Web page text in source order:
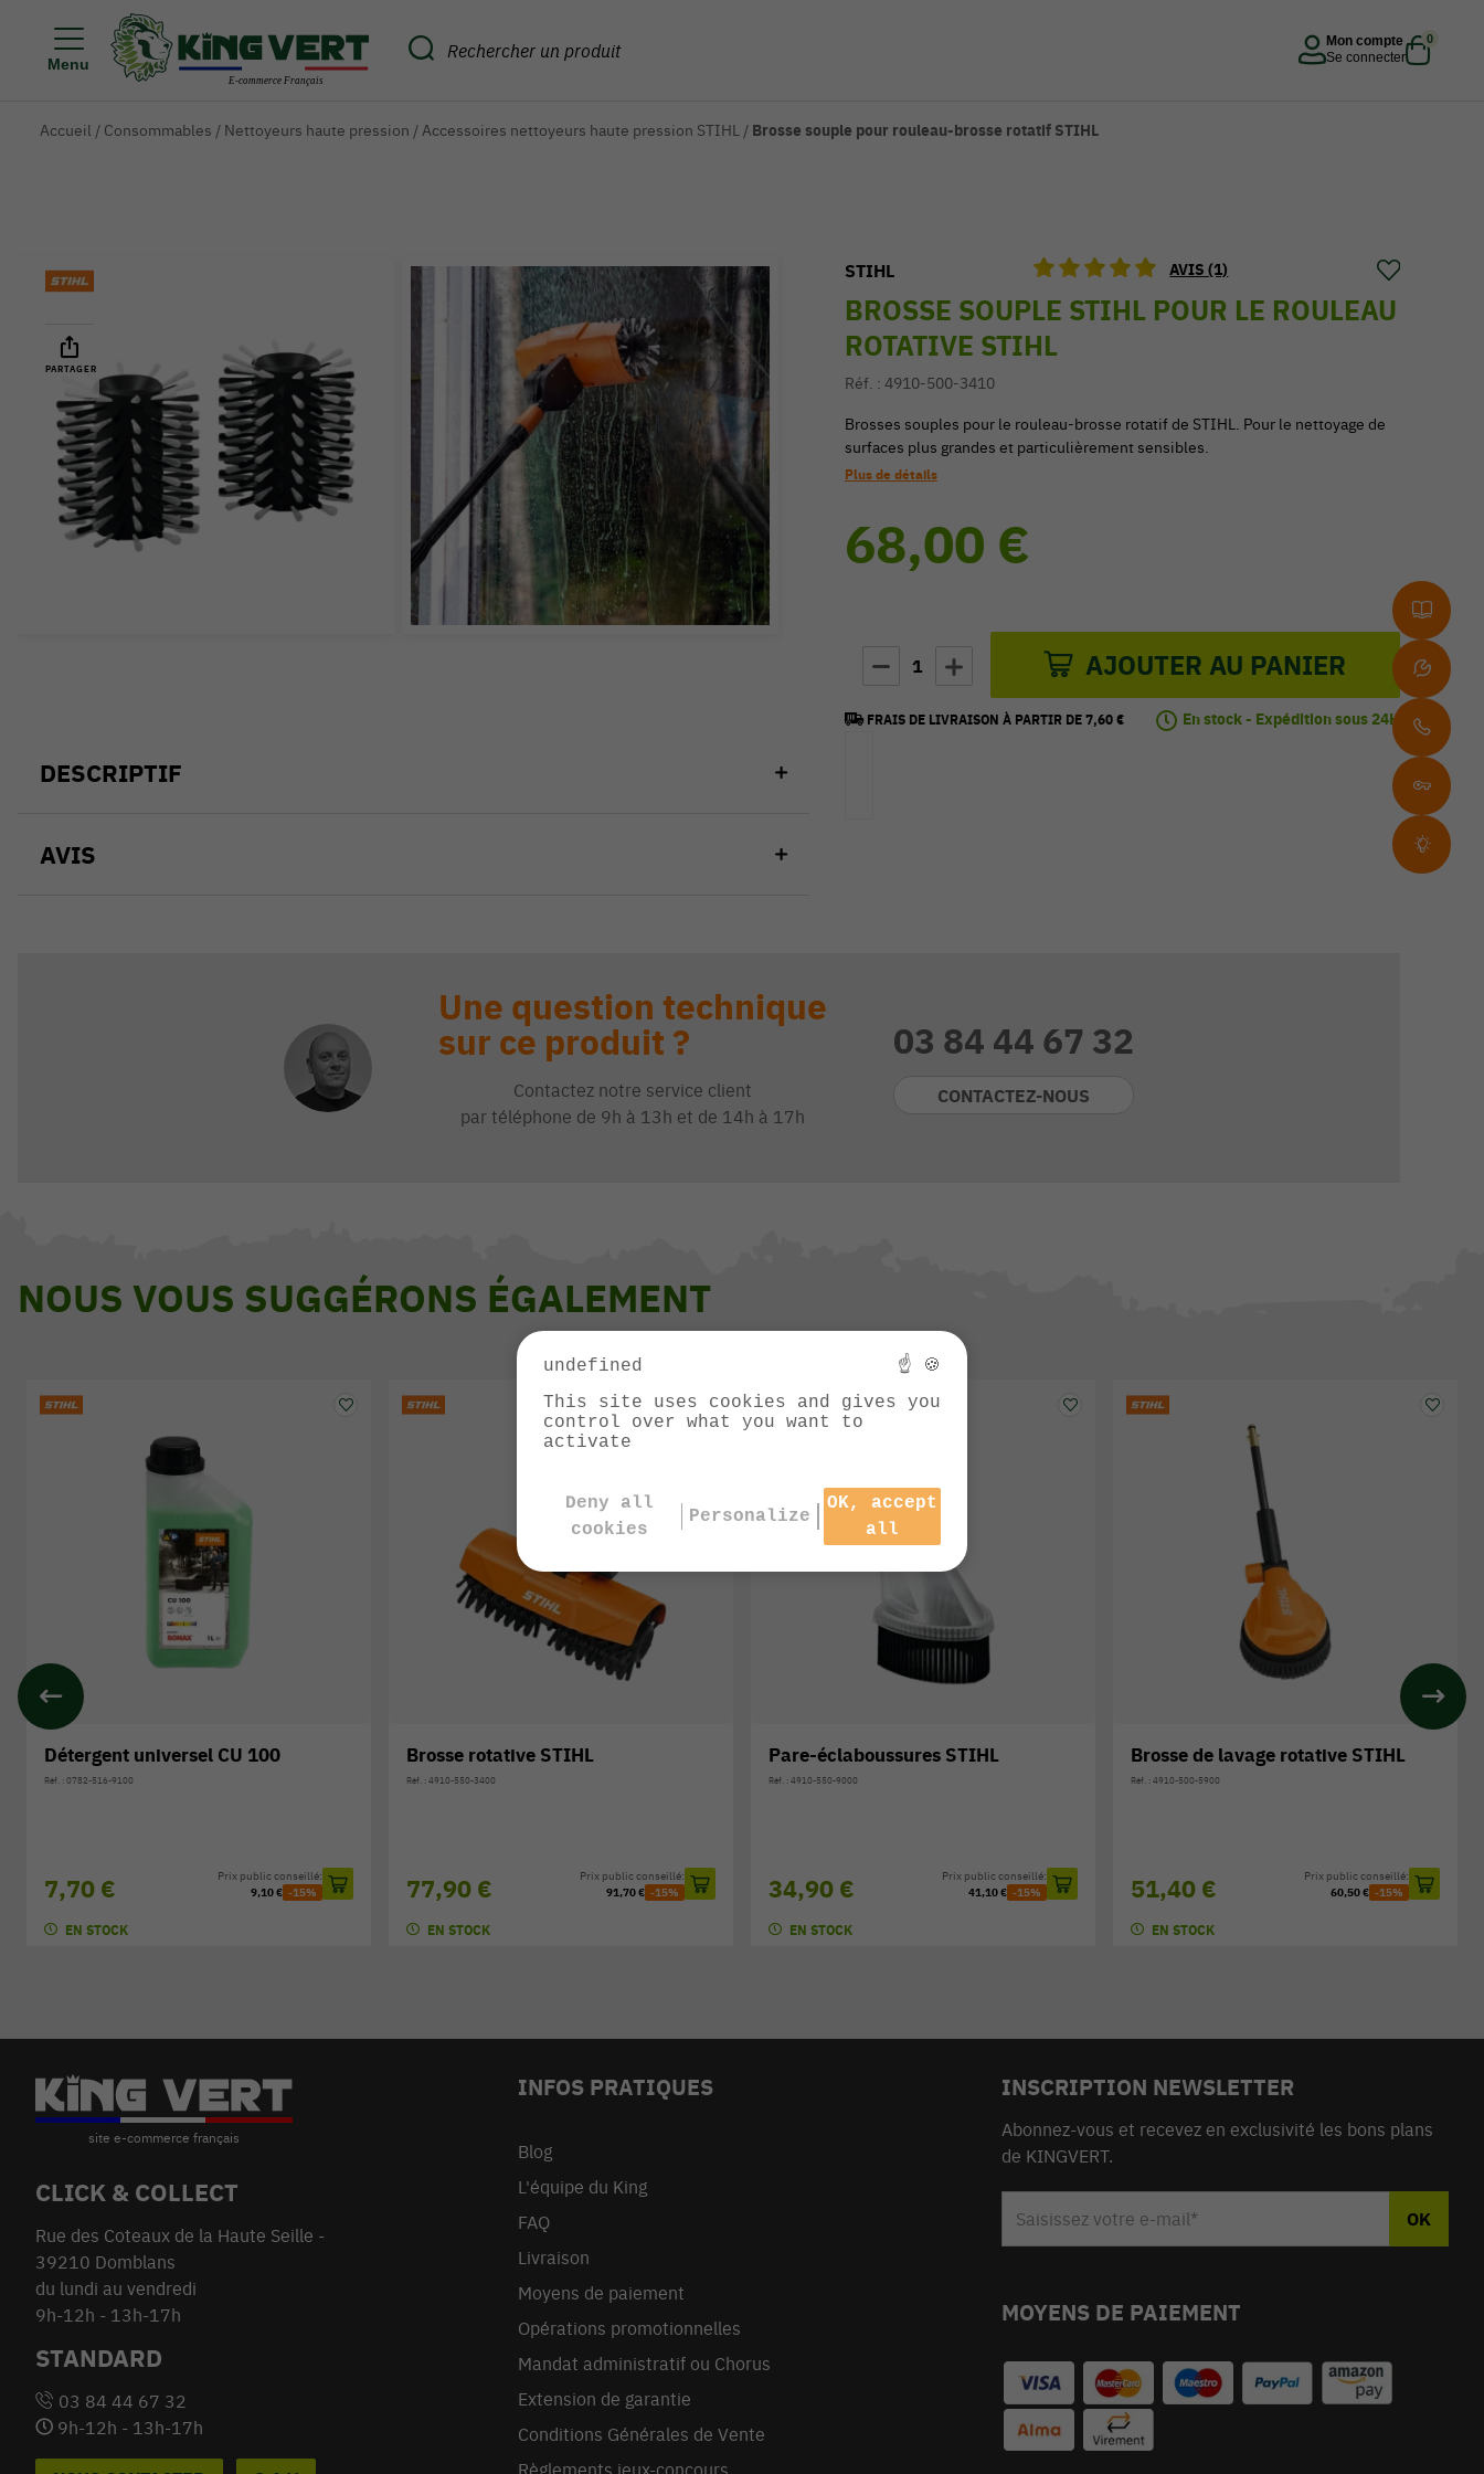
Menu
Mon compte
Se connecter
0
Accueil / Consommables / Nettoyeurs haute pression /Accessoires nettoyeurs haute pression STIHL / Brosse souple pour rouleau-brosse rotatif STIHL
PARTAGER
DESCRIPTIF
AVIS
STIHL AVIS (1)
BROSSE SOUPLE STIHL POUR LE ROULEAU
ROTATIVE STIHL
Réf. : 4910-500-3410
Brosses souples pour le rouleau-brosse rotatif de STIHL. Pour le nettoyage de
surfaces plus grandes et particulièrement sensibles.
Plus de détails
68,00 €
1 AJOUTER AU PANIER
FRAIS DE LIVRAISON À PARTIR DE 7,60 € En stock - Expédition sous 24H
Une question technique
sur ce produit ?
Contactez notre service client
par téléphone de 9h à 13h et de 14h à 17h
03 84 44 67 32
CONTACTEZ-NOUS
NOUS VOUS SUGGÉRONS ÉGALEMENT
Brosse rotative STIHL
Réf. : 4910-550-3400
77,90 €
Prix public conseillé:
91,70 €
-15%
EN STOCK
Pare-éclaboussures STIHL
Réf. : 4910-550-9000
34,90 €
Prix public conseillé:
41,10 €
-15%
EN STOCK
Brosse de lavage rotative STIHL
Réf. : 4910-500-5900
51,40 €
Prix public conseillé:
60,50 €
-15%
EN STOCK
Nettoyeur de surface STIHL RA 110
Réf. : 4910-500-3903
71,40 €
Prix public conseillé:
84,00 €
-15%
EXPÉ SOUS 3/7 JOURS
CLICK & COLLECT
Rue des Coteaux de la Haute Seille -
39210 Domblans
du lundi au vendredi
9h-12h - 13h-17h
STANDARD
03 84 44 67 32
9h-12h - 13h-17h
INFOS PRATIQUES
Blog
L'équipe du King
FAQ
Livraison
Moyens de paiement
Opérations promotionnelles
Mandat administratif ou Chorus
Extension de garantie
Conditions Générales de Vente
INSCRIPTION NEWSLETTER
Abonnez-vous et recevez en exclusivité les bons plans
de KINGVERT.
MOYENS DE PAIEMENT
undefined
☝ 🍪
This site uses cookies and gives you
control over what you want to
activate
Deny all
cookies
Personalize
OK, accept
all